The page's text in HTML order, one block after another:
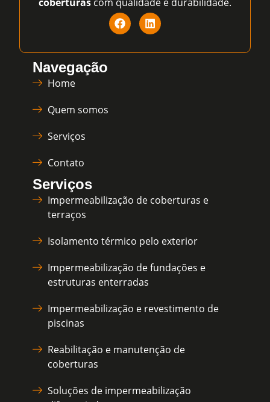
Navegação
Home
Quem somos
Serviços
Contato
Serviços
Impermeabilização de coberturas e
terraços
Isolamento térmico pelo exterior
Impermeabilização de fundações e
estruturas enterradas
Impermeabilização e revestimento de
piscinas
Reabilitação e manutenção de
coberturas
Soluções de impermeabilização